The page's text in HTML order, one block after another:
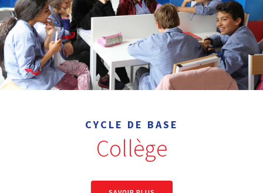
CYCLE DE BASE
Collège